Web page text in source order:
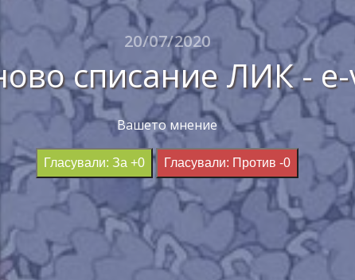
20/07/2020
списание ЛИК -
Вашето мнение
Гласували: За +0 Гласували: Против -0